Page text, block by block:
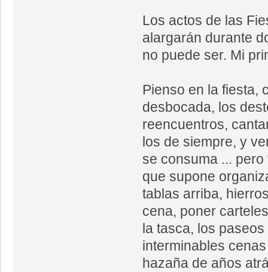
Los actos de las
alargarán durante
no puede ser. Mi
Pienso en la fiesta,
desbocada, los
reencuentros,
los de siempre, y
se consuma ...
que supone
tablas arriba,
cena, poner
la tasca, los
interminables
hazaña de años